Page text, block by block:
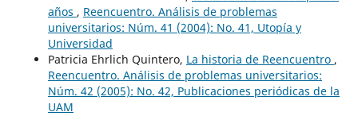
años , Reencuentro. Análisis de problemas
universitarios: Núm. 41 (2004): No. 41, Utopía y
Universidad
Patricia Ehrlich Quintero, La historia de Reencuentro ,
Reencuentro. Análisis de problemas universitarios:
Núm. 42 (2005): No. 42, Publicaciones periódicas de la
UAM